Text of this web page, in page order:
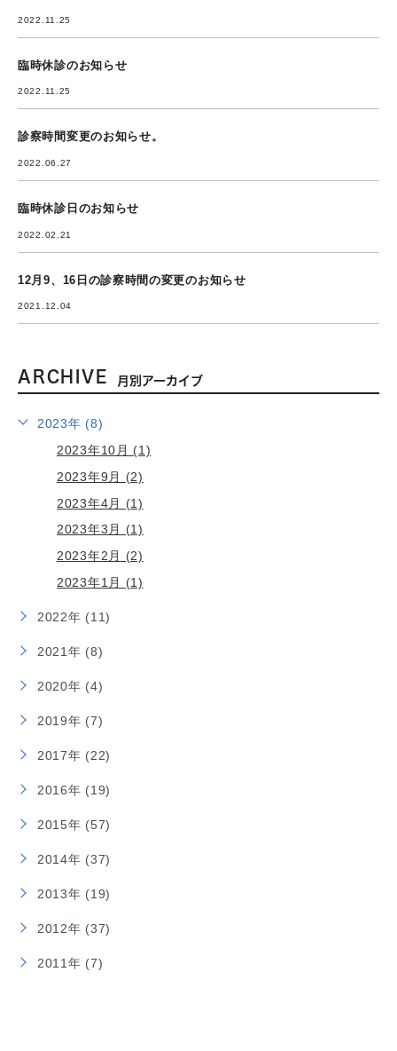
2022.11.25
臨時休診のお知らせ
2022.11.25
診察時間変更のお知らせ。
2022.06.27
臨時休診日のお知らせ
2022.02.21
12月9、16日の診察時間の変更のお知らせ
2021.12.04
ARCHIVE 月別アーカイブ
2023年 (8)
2023年10月 (1)
2023年9月 (2)
2023年4月 (1)
2023年3月 (1)
2023年2月 (2)
2023年1月 (1)
2022年 (11)
2021年 (8)
2020年 (4)
2019年 (7)
2017年 (22)
2016年 (19)
2015年 (57)
2014年 (37)
2013年 (19)
2012年 (37)
2011年 (7)